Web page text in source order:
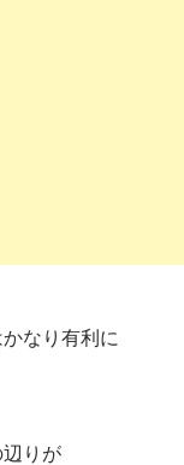
なり有利に
りが